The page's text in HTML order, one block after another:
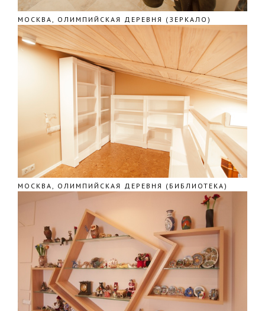
МОСКВА, ОЛИМПИЙСКАЯ ДЕРЕВНЯ (ЗЕРКАЛО)
МОСКВА, ОЛИМПИЙСКАЯ ДЕРЕВНЯ (БИБЛИОТЕКА)